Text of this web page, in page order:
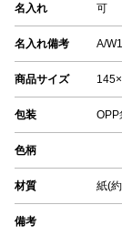
名入れ 可
名入れ備考 A/
商品サイズ
包装 OPP
色柄
材質 紙(
備考